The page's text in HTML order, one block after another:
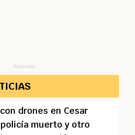
Publicidad
drones en Cesar
muerto y otro